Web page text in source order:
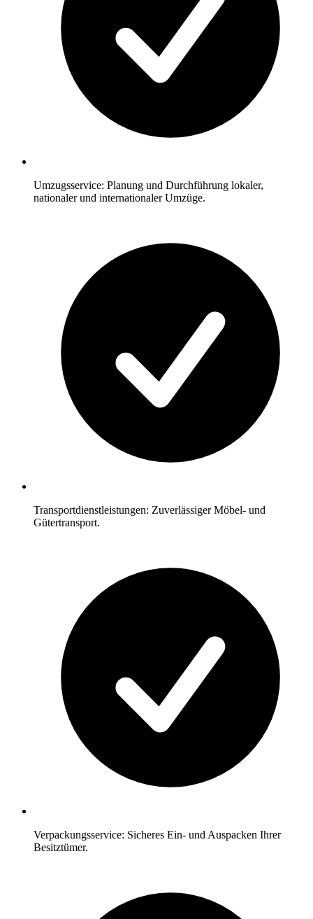
Umzugsservice: Planung und Durchführung lokaler,
nationaler und internationaler Umzüge.
Transportdienstleistungen: Zuverlässiger Möbel- und
Gütertransport.
Verpackungsservice: Sicheres Ein- und Auspacken Ihrer
Besitztümer.